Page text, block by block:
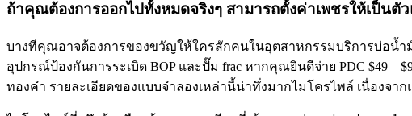
ถ้าคุณต้องการออกไปทั้งหมดจริงๆ สามารถตั้งค่าเพชรให้เป็นตั
บางทีคุณอาจต้องการของขวัญให้ใครสักคนในอุตสาหกรรมบริการบ่อน้
อุปกรณ์ป้องกันการระเบิด BOP และปั๊ม frac หากคุณยินดีจ่าย PDC $49 –
ทองคำ รายละเอียดของแบบจำลองเหล่านี้น่าทึ่งมากไมโครไพล์ เนื่องจ